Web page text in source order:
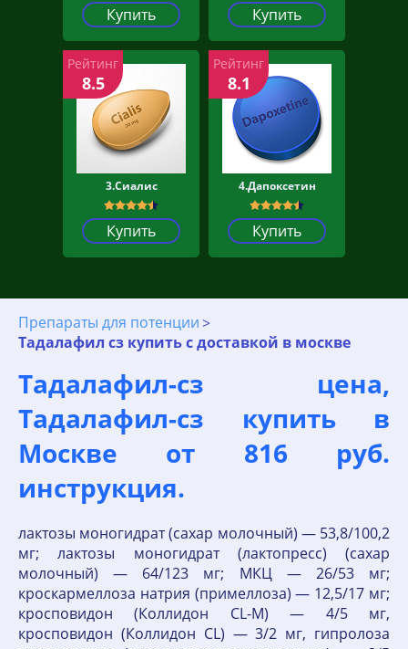
Купить Купить
3.Сиалис
Купить
Рейтинг
8.5
4.Дапоксетин
Купить
Рейтинг
8.1
Препараты для потенции
Тадалафил сз купить с доставкой в москве
Тадалафил-сз цена,
Тадалафил-сз купить в
Москве от 816 руб.
инструкция.
лактозы моногидрат (сахар молочный) — 53,8/100,2
мг; лактозы моногидрат (лактопресс) (сахар
молочный) — 64/123 мг; МКЦ — 26/53 мг;
кроскармеллоза натрия (примеллоза) — 12,5/17 мг;
кросповидон (Коллидон CL-M) — 4/5 мг,
кросповидон (Коллидон CL) — 3/2 мг, гипролоза